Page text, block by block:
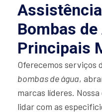
Bombas
Principais
Oferecemos serviços
bombas de água,
marcas líderes.
lidar com as